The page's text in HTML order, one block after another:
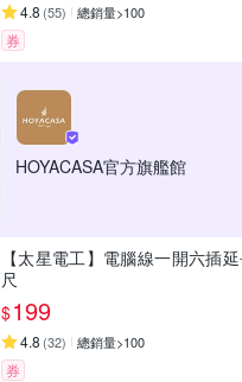
4.8 (55) 總銷量>100
券
HOYACASA官方旗艦館
【太星電工】電腦線一開六插
尺
$199
4.8 (32) 總銷量>100
券